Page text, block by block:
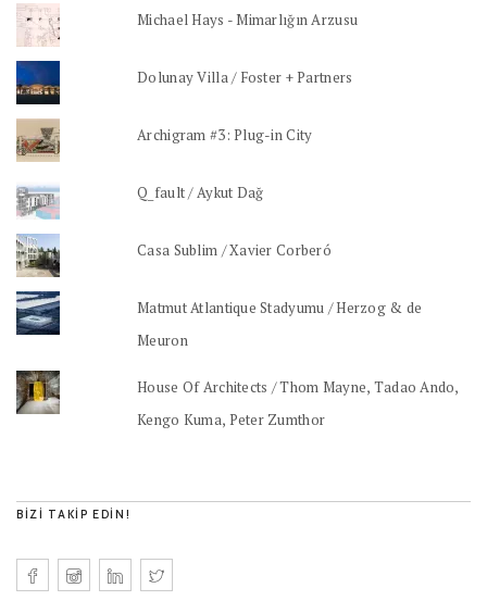
Michael Hays - Mimarlığın Arzusu
Dolunay Villa / Foster + Partners
Archigram #3: Plug-in City
Q_fault / Aykut Dağ
Casa Sublim / Xavier Corberó
Matmut Atlantique Stadyumu / Herzog & de
Meuron
House Of Architects / Thom Mayne, Tadao Ando,
Kengo Kuma, Peter Zumthor
BIZI TAKIP EDIN!